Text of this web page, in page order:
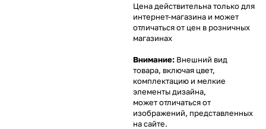
Цена действительна только для
интернет-магазина и может
отличаться от цен в розничных
магазинах
Внимание: Внешний вид
товара, включая цвет,
комплектацию и мелкие
элементы дизайна,
может отличаться от
изображений, представленных
на сайте.